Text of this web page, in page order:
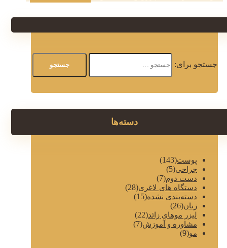
جستجو برای:
دسته‌ها
پوست(143)
جراحی(5)
دست دوم(7)
دستگاه های لاغری(28)
دسته‌بندی نشده(15)
زنان(26)
لیزر موهای زائد(22)
مشاوره و آموزش(7)
مو(9)